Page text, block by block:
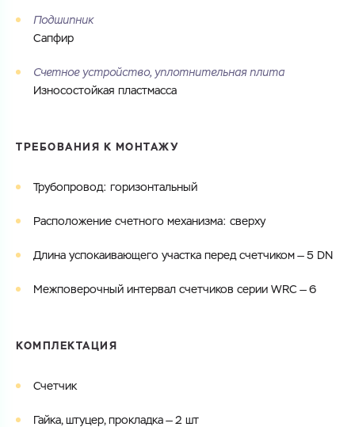
Подшипник
Сапфир
Счетное устройство, уплотнительная плита
Износостойкая пластмасса
ТРЕБОВАНИЯ К МОНТАЖУ
Трубопровод: горизонтальный
Расположение счетного механизма: сверху
Длина успокаивающего участка перед счетчиком — 5 DN
Межповерочный интервал счетчиков серии WRC — 6
КОМПЛЕКТАЦИЯ
Счетчик
Гайка, штуцер, прокладка — 2 шт